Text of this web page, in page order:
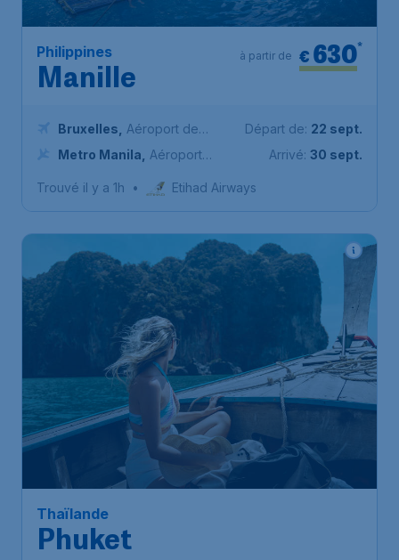
Philippines
Manille
€ 630*
à partir de
Bruxelles
Aéroport de
Bruxelles-National
Metro Manila
Aéroport
Départ de: 22 sept.
Arrivé: 30 sept.
Trouvé il y a 1h • Etihad Airways
Thaïlande
Phuket
557*
à partir de
Bruxelles-National
Phuket
de Phuket